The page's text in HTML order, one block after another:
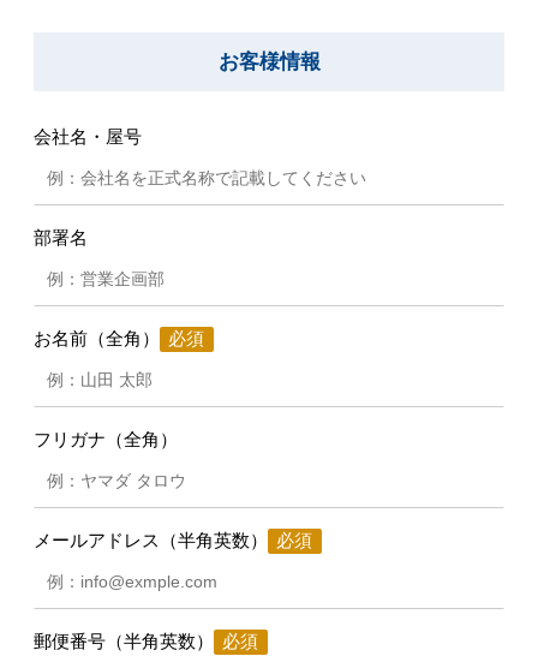
お客様情報
会社名・屋号
部署名
お名前（全角）
フリガナ（全角）
メールアドレス（半角英数）
郵便番号（半角英数）